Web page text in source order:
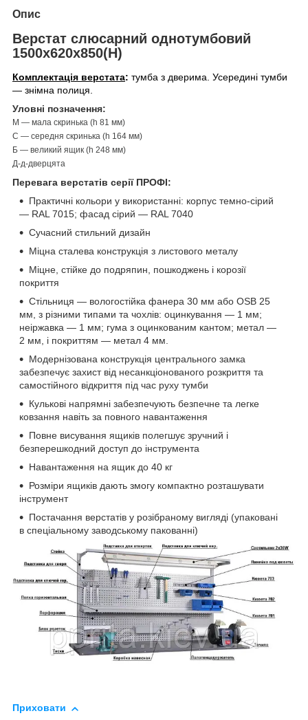
Опис
Верстат слюсарний однотумбовий
1500х620х850(Н)
Комплектація верстата: тумба з дверима. Усередині тумби
— знімна полиця.
Уловні позначення:
М — мала скринька (h 81 мм)
С — середня скринька (h 164 мм)
Б — великий ящик (h 248 мм)
Д-д-дверцята
Перевага верстатів серії ПРОФІ:
Практичні кольори у використанні: корпус темно-сірий
— RAL 7015; фасад сірий — RAL 7040
Сучасний стильний дизайн
Міцна сталева конструкція з листового металу
Міцне, стійке до подряпин, пошкоджень і корозії
покриття
Стільниця — вологостійка фанера 30 мм або OSB 25
мм, з різними типами та чохлів: оцинкування — 1 мм;
неіржавка — 1 мм; гума з оцинкованим кантом; метал —
2 мм, і покриттям — метал 4 мм.
Модернізована конструкція центрального замка
забезпечує захист від несанкціонованого розкриття та
самостійного відкриття під час руху тумби
Кулькові напрямні забезпечують безпечне та легке
ковзання навіть за повного навантаження
Повне висування ящиків полегшує зручний і
безперешкодний доступ до інструмента
Навантаження на ящик до 40 кг
Розміри ящиків дають змогу компактно розташувати
інструмент
Постачання верстатів у розібраному вигляді (упаковані
в спеціальному заводському пакованні)
Приховати